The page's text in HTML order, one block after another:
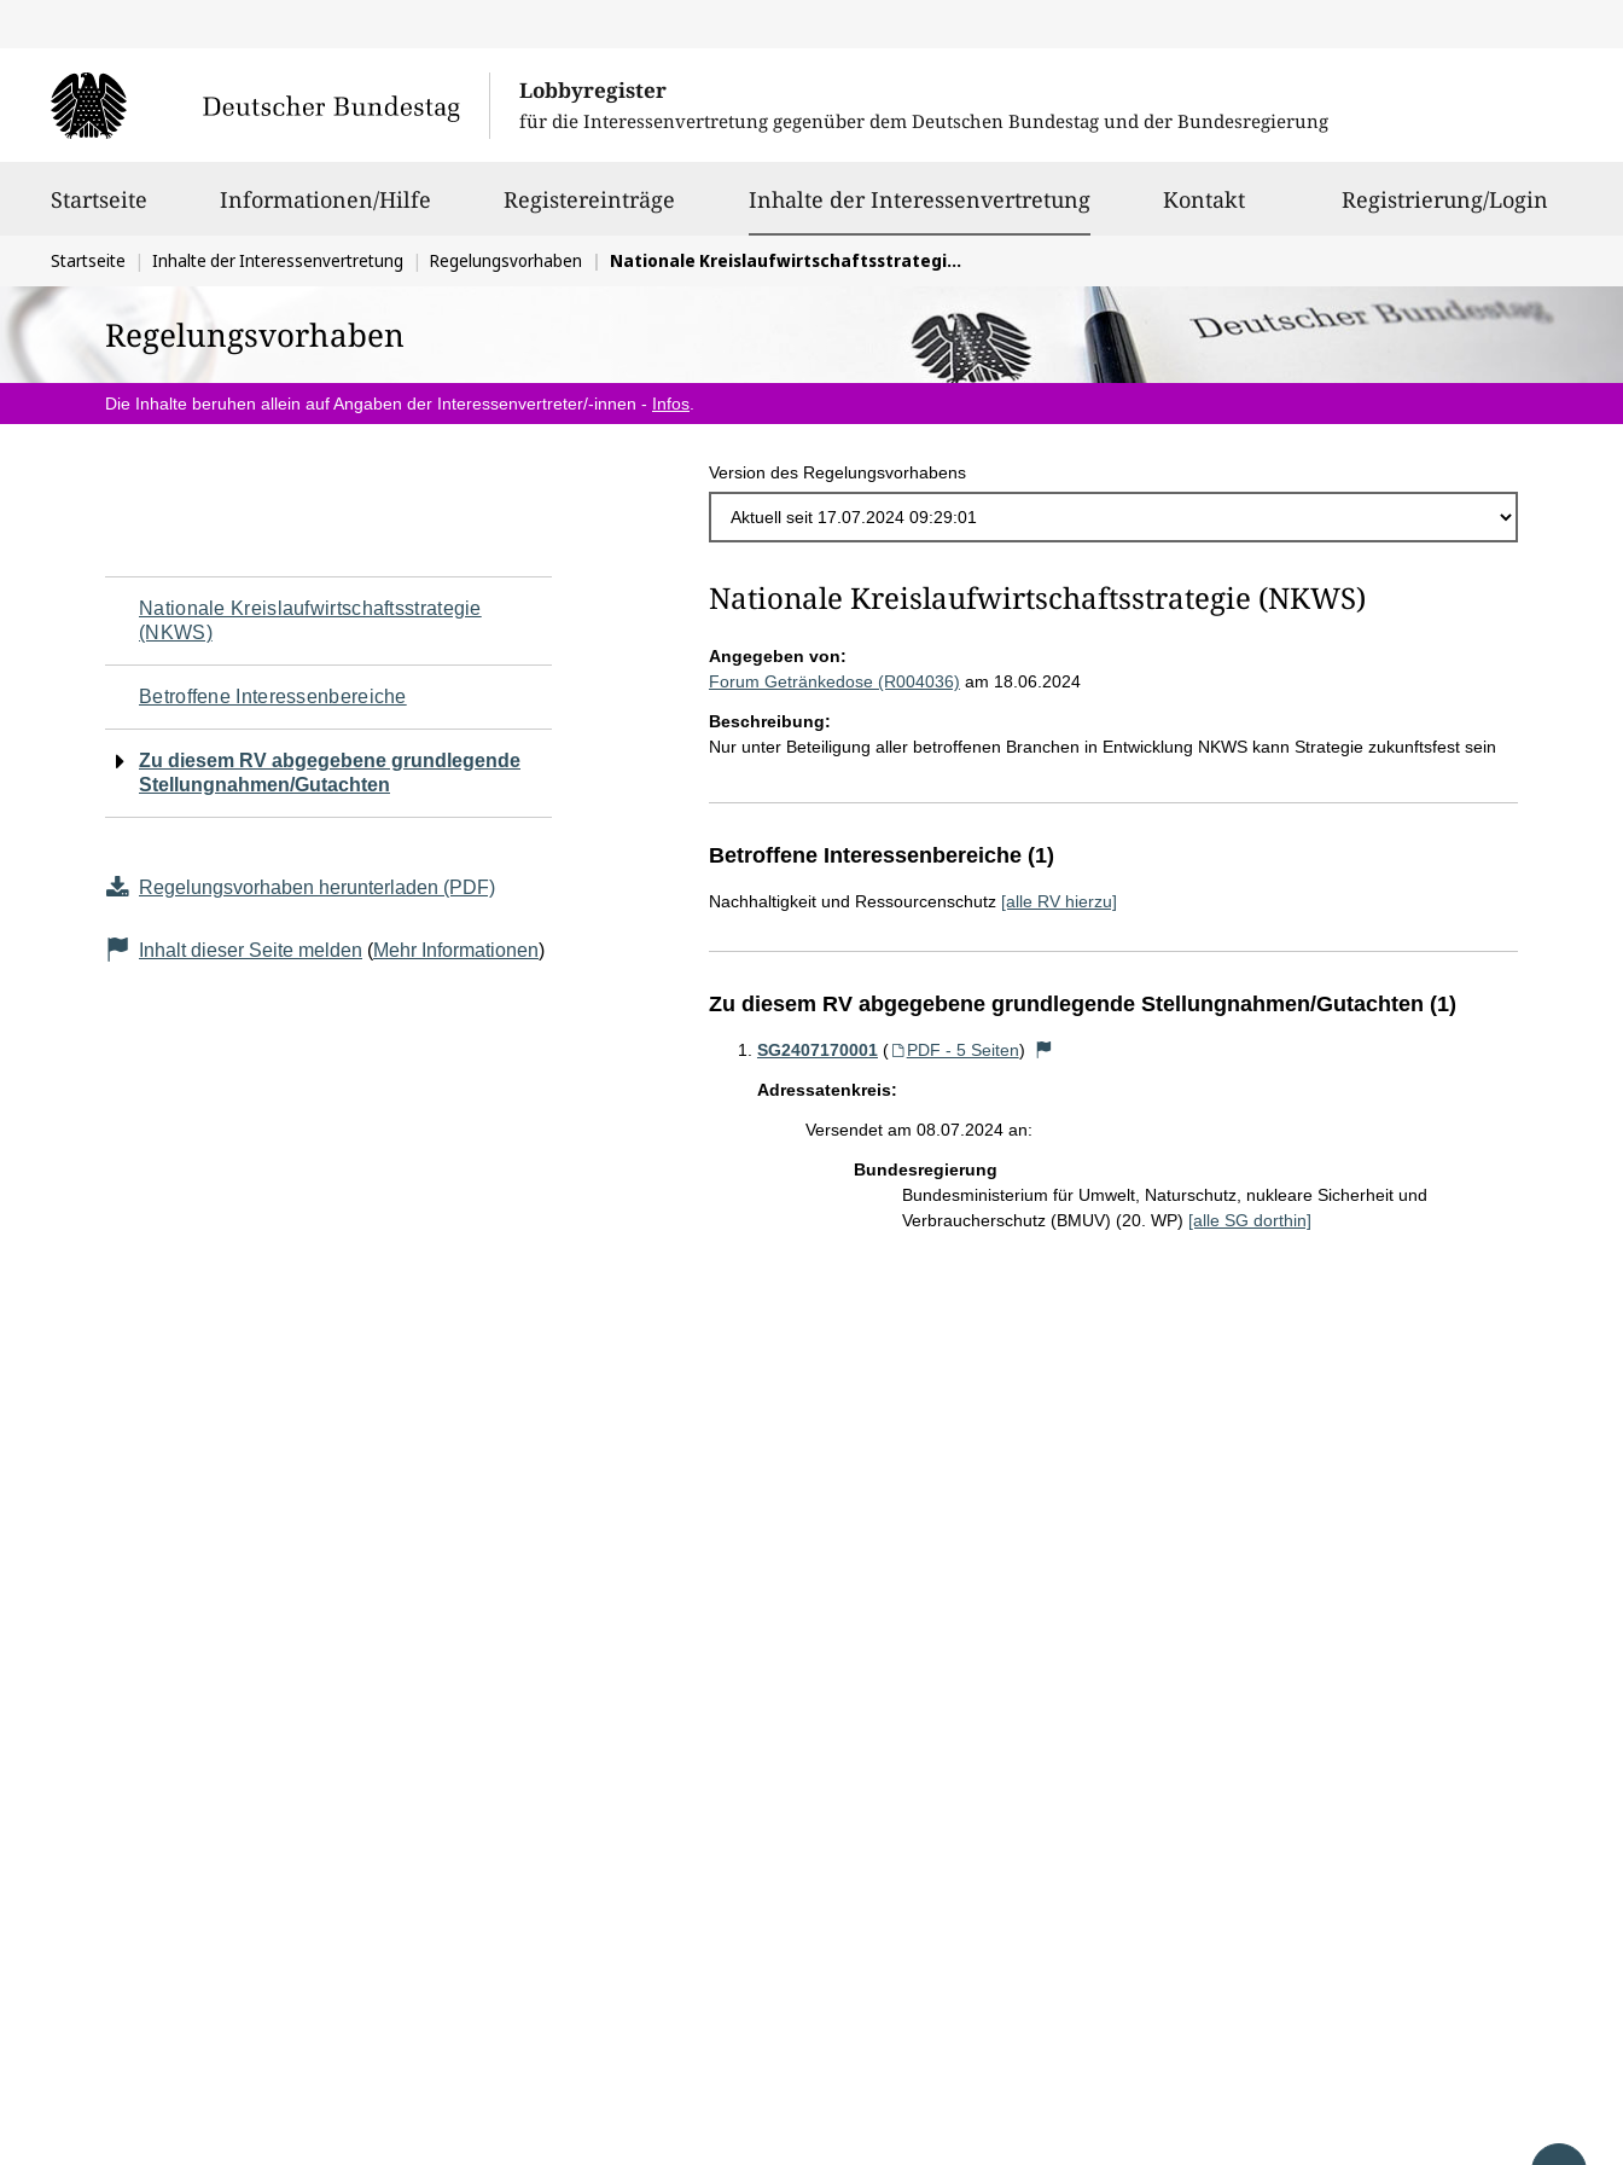
Lobbyregister
für die Interessenvertretung gegenüber dem Deutschen Bundestag und der Bundesregierung
Startseite Informationen/Hilfe Registereinträge Inhalte der Interessenvertretungausgewählt
Kontakt Registrierung/Login
Sie
befinden
sich
hier:
Startseite Inhalte der Interessenvertretung Regelungsvorhaben Nationale Kreislaufwirtschaftsstrategie (NKWS)
Regelungsvorhaben
Die Inhalte beruhen allein auf Angaben der Interessenvertreter/-innen - Infos
Version des Regelungsvorhabens
Navigation
für
den
Seiteninhalt
Nationale Kreislaufwirtschaftsstrategie
(NKWS)
Betroffene Interessenbereiche
Zu diesem RV abgegebene grundlegende
Stellungnahmen/Gutachten
Regelungsvorhaben herunterladen (PDF)
Inhalt dieser Seite melden (Mehr Informationen)
Nationale Kreislaufwirtschaftsstrategie (NKWS)
Angegeben von:
Forum Getränkedose (R004036) am 18.06.2024
Beschreibung:
Nur unter Beteiligung aller betroffenen Branchen in Entwicklung NKWS kann Strategie zukunftsfest sein
Betroffene Interessenbereiche (1)
Nachhaltigkeit und Ressourcenschutz [alle RV hierzu]
Zu diesem RV abgegebene grundlegende Stellungnahmen/Gutachten (1)
SG2407170001 ( PDF - 5 Seiten)
Adressatenkreis:
Versendet am 08.07.2024 an:
Bundesregierung
Bundesministerium für Umwelt, Naturschutz, nukleare Sicherheit und
Verbraucherschutz (BMUV) (20. WP) [alle SG dorthin]